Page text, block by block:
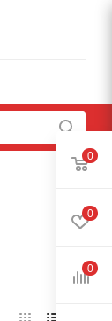
0
0
0